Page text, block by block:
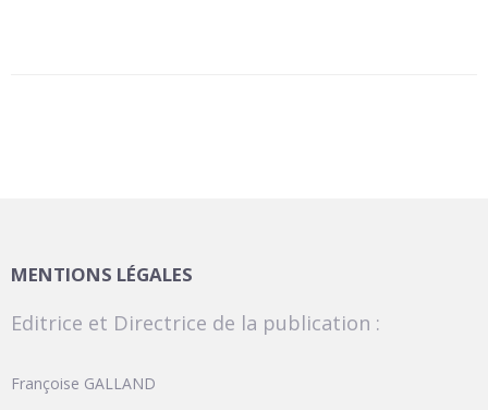
MENTIONS LÉGALES
Editrice et Directrice de la publication :
Françoise GALLAND